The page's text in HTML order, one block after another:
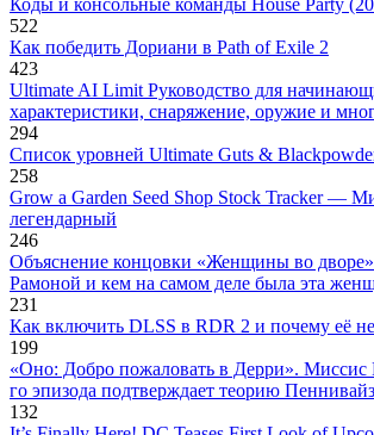
Коды и консольные команды House Party
522
Как победить Дориани в Path of Exile 2
423
Ultimate AI Limit Руководство для
характеристики, снаряжение, оружие и
294
Список уровней Ultimate Guts &
258
Grow a Garden Seed Shop Stock Tracker —
легендарный
246
Объяснение концовки «Женщины во
Рамоной и кем на самом деле была эта
231
Как включить DLSS в RDR 2 и почему её
199
«Оно: Добро пожаловать в Дерри». Миссис
го эпизода подтверждает теорию
132